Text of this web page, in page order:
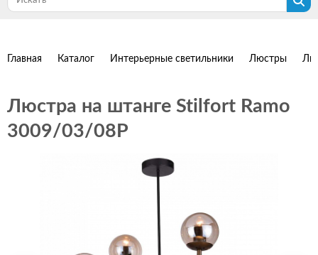
Главная Каталог Интерьерные светильники Люстры
Люстра на штанге Stilfort Ramo
3009/03/08P